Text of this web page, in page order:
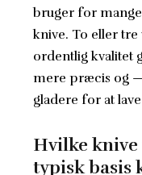
bruger for
knive. To eller tre
ordentlig kvalitet
mere præcis og
gladere for at
Hvilke
typisk basis